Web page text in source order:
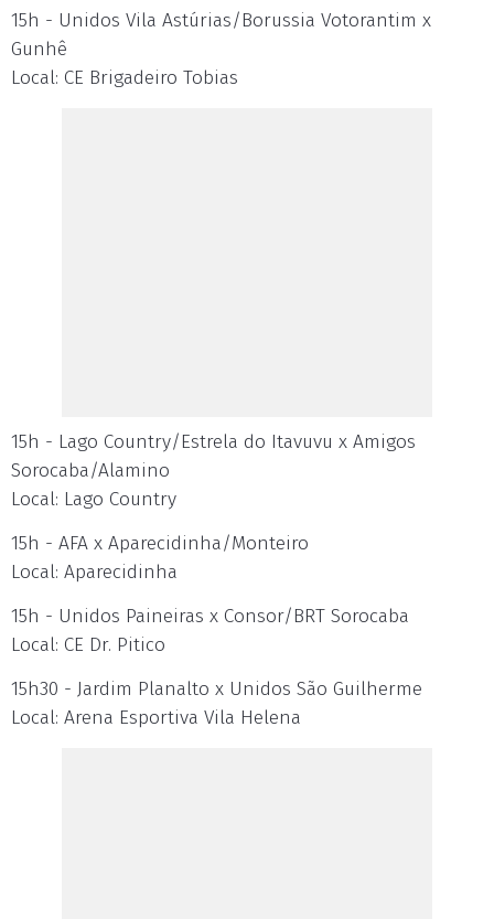
15h - Unidos Vila Astúrias/Borussia Votorantim x
Gunhê
Local: CE Brigadeiro Tobias
15h - Lago Country/Estrela do Itavuvu x Amigos
Sorocaba/Alamino
Local: Lago Country
15h - AFA x Aparecidinha/Monteiro
Local: Aparecidinha
15h - Unidos Paineiras x Consor/BRT Sorocaba
Local: CE Dr. Pitico
15h30 - Jardim Planalto x Unidos São Guilherme
Local: Arena Esportiva Vila Helena